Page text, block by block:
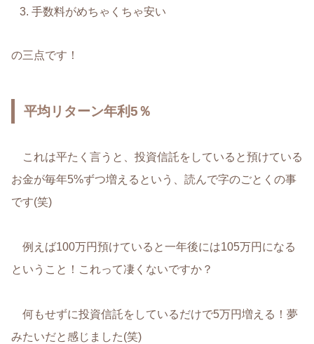
手数料がめちゃくちゃ安い
の三点です！
平均リターン年利5％
これは平たく言うと、投資信託をしていると預けている
お金が毎年5%ずつ増えるという、読んで字のごとくの事
です(笑)
例えば100万円預けていると一年後には105万円になる
ということ！これって凄くないですか？
何もせずに投資信託をしているだけで5万円増える！夢
みたいだと感じました(笑)